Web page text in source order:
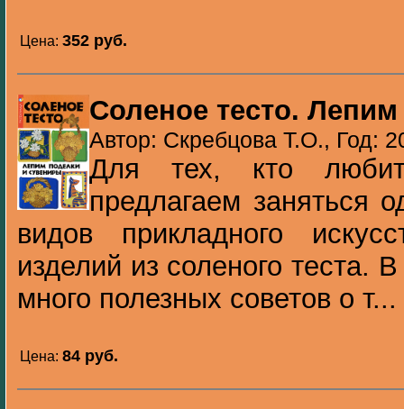
Цена: 352 pуб.
Соленое тесто.
Автор: Скребцова Т.О., Год:
Для тех, кто
предлагаем заняться
видов прикладного
изделий из соленого теста.
много полезных советов о т...
Цена: 84 pуб.